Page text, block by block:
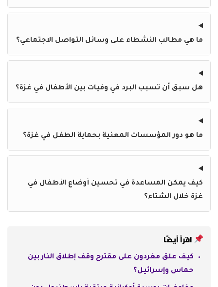
ما هي مطالب النشطاء على وسائل التواصل الاجتماعي؟
هل سبق أن تسبب البرد في وفيات بين الأطفال في غزة؟
ما هو دور المؤسسات المعنية بحماية الطفل في غزة؟
كيف يمكن المساعدة في تحسين أوضاع الأطفال في
غزة خلال الشتاء؟
اقرأ أيضًا
كيف علق مغردون على مقترح وقف إطلاق النار بين
حماس وإسرائيل؟